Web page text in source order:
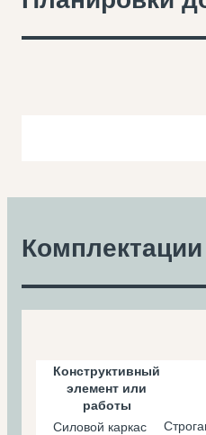
Комплектации
Конструктивный
элемент или
работы
Силовой каркас